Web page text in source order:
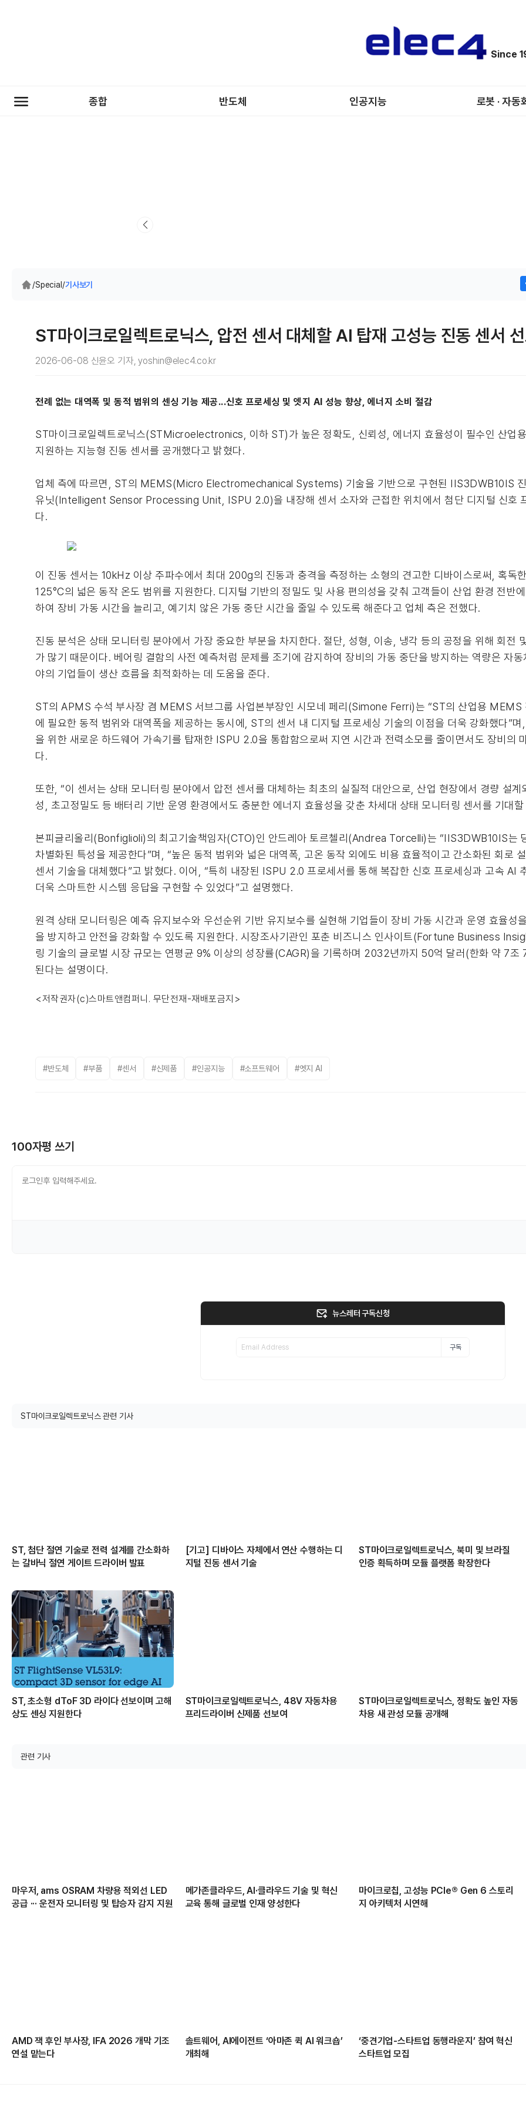
Since
종합 반도체 인공지능 로봇 · 자동
/Special /기사보기
ST마이크로일렉트로닉스, 압전 센서 대체할 AI 탑재 고성능 진동 센서
2026-06-08 신윤오 기자, yoshin@elec4.co.kr
전례 없는 대역폭 및 동적 범위의 센싱 기능 제공...신호 프로세싱 및 엣지 AI 성능 향상, 에너지 소비 절감
ST마이크로일렉트로닉스(STMicroelectronics, 이하 ST)가 높은 정확도, 신뢰성, 에너지 효율성이 필수인 산업
지원하는 지능형 진동 센서를 공개했다고 밝혔다.
업체 측에 따르면, ST의 MEMS(Micro Electromechanical Systems) 기술을 기반으로 구현된 IIS3DWB10IS 진
유닛(Intelligent Sensor Processing Unit, ISPU 2.0)을 내장해 센서 소자와 근접한 위치에서 첨단 디지털 신호
다.
이 진동 센서는 10kHz 이상 주파수에서 최대 200g의 진동과 충격을 측정하는 소형의 견고한 디바이스로써, 혹독
125°C의 넓은 동작 온도 범위를 지원한다. 디지털 기반의 정밀도 및 사용 편의성을 갖춰 고객들이 산업 환경 전반
하여 장비 가동 시간을 늘리고, 예기치 않은 가동 중단 시간을 줄일 수 있도록 해준다고 업체 측은 전했다.
진동 분석은 상태 모니터링 분야에서 가장 중요한 부분을 차지한다. 절단, 성형, 이송, 냉각 등의 공정을 위해 회전
가 많기 때문이다. 베어링 결함의 사전 예측처럼 문제를 조기에 감지하여 장비의 가동 중단을 방지하는 역량은 자
야의 기업들이 생산 흐름을 최적화하는 데 도움을 준다.
ST의 APMS 수석 부사장 겸 MEMS 서브그룹 사업본부장인 시모네 페리(Simone Ferri)는 “ST의 산업용 MEMS
에 필요한 동적 범위와 대역폭을 제공하는 동시에, ST의 센서 내 디지털 프로세싱 기술의 이점을 더욱 강화했다”
을 위한 새로운 하드웨어 가속기를 탑재한 ISPU 2.0을 통합함으로써 지연 시간과 전력소모를 줄이면서도 장비의
다.
또한, “이 센서는 상태 모니터링 분야에서 압전 센서를 대체하는 최초의 실질적 대안으로, 산업 현장에서 경량 설
성, 초고정밀도 등 배터리 기반 운영 환경에서도 충분한 에너지 효율성을 갖춘 차세대 상태 모니터링 센서를 기대
본피글리올리(Bonfiglioli)의 최고기술책임자(CTO)인 안드레아 토르첼리(Andrea Torcelli)는 “IIS3DWB10IS는
차별화된 특성을 제공한다”며, “높은 동적 범위와 넓은 대역폭, 고온 동작 외에도 비용 효율적이고 간소화된 회로
센서 기술을 대체했다”고 밝혔다. 이어, “특히 내장된 ISPU 2.0 프로세서를 통해 복잡한 신호 프로세싱과 고속 AI
더욱 스마트한 시스템 응답을 구현할 수 있었다”고 설명했다.
원격 상태 모니터링은 예측 유지보수와 우선순위 기반 유지보수를 실현해 기업들이 장비 가동 시간과 운영 효율성
을 방지하고 안전을 강화할 수 있도록 지원한다. 시장조사기관인 포춘 비즈니스 인사이트(Fortune Business
링 기술의 글로벌 시장 규모는 연평균 9% 이상의 성장률(CAGR)을 기록하며 2032년까지 50억 달러(한화 약 7조
된다는 설명이다.
<저작권자(c)스마트앤컴퍼니. 무단전재-재배포금지>
#반도체 #부품 #센서 #신제품 #인공지능 #소프트웨어 #엣지 AI
100자평 쓰기
뉴스레터 구독신청
구독
ST마이크로일렉트로닉스 관련 기사
ST, 첨단 절연 기술로 전력 설계를 간소화하
는 갈바닉 절연 게이트 드라이버 발표
[기고] 디바이스 자체에서 연산 수행하는 디
지털 진동 센서 기술
ST마이크로일렉트로닉스, 북미 및 브라질
인증 획득하며 모듈 플랫폼 확장한다
ST, 초소형 dToF 3D 라이다 선보이며 고해
상도 센싱 지원한다
ST마이크로일렉트로닉스, 48V 자동차용
프리드라이버 신제품 선보여
ST마이크로일렉트로닉스, 정확도 높인 자동
차용 새 관성 모듈 공개해
관련 기사
마우저, ams OSRAM 차량용 적외선 LED
공급 ··· 운전자 모니터링 및 탑승자 감지 지원
메가존클라우드, AI·클라우드 기술 및 혁신
교육 통해 글로벌 인재 양성한다
마이크로칩, 고성능 PCIe® Gen 6 스토리
지 아키텍처 시연해
AMD 잭 후인 부사장, IFA 2026 개막 기조
연설 맡는다
솔트웨어, AI에이전트 ‘아마존 퀵 AI 워크숍’
개최해
‘중견기업-스타트업 동행라운지’ 참여 혁신
스타트업 모집